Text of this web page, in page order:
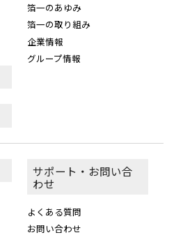
箔一のあゆみ
箔一の取り組み
企業情報
グループ情報
サポート・お問い合
わせ
よくある質問
お問い合わせ